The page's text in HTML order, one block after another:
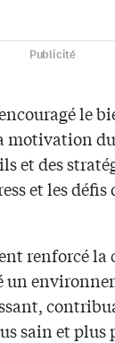
Publicité
le
motivation
et des
et les
renforcé la
un
sain et plus